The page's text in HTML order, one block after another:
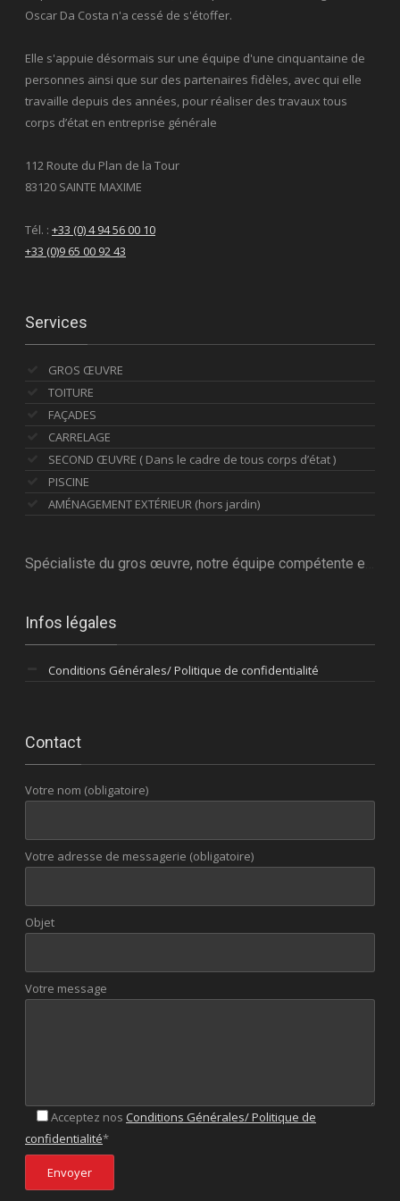
Oscar Da Costa n'a cessé de s'étoffer.
Elle s'appuie désormais sur une équipe d'une cinquantaine de
personnes ainsi que sur des partenaires fidèles, avec qui elle
travaille depuis des années, pour réaliser des travaux tous
corps d’état en entreprise générale
112 Route du Plan de la Tour
83120 SAINTE MAXIME
Tél. : +33 (0) 4 94 56 00 10
+33 (0)9 65 00 92 43
Services
GROS ŒUVRE
TOITURE
FAÇADES
CARRELAGE
SECOND ŒUVRE ( Dans le cadre de tous corps d’état )
PISCINE
AMÉNAGEMENT EXTÉRIEUR (hors jardin)
Infos légales
Conditions Générales/ Politique de confidentialité
Contact
Votre nom (obligatoire)
Votre adresse de messagerie (obligatoire)
Objet
Votre message
Acceptez nos Conditions Générales/ Politique de
confidentialité*